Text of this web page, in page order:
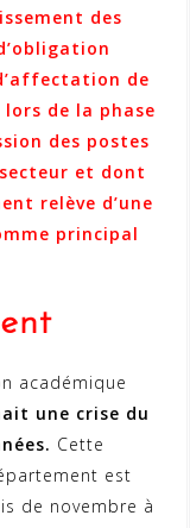
des
de
de la phase
des postes
et dont
relève d’une
principal
académique
une crise du
Cette
est
de novembre à